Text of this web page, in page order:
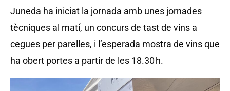
Juneda ha iniciat la jornada amb unes jornades
tècniques al matí, un concurs de tast de vins a
cegues per parelles, i l’esperada mostra de vins que
ha obert portes a partir de les 18.30 h.